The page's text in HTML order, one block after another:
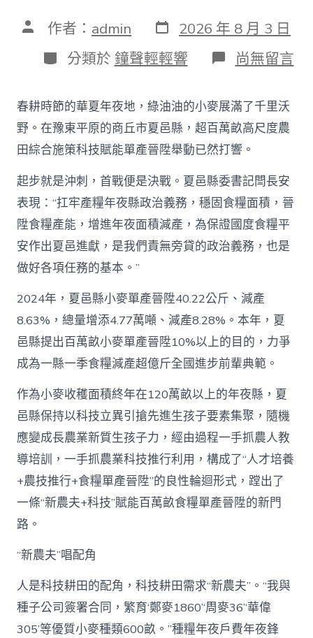
文 作者： admin 發
表
日
期
2026 年 8 月 3 日
分
類
分類於 鐘聲輕輕響 在
〈一
抓
人
才
培
甜
寶
物
查
包
養
網
手
抓
農
技
推
行
中
國
網〉
中
尚無留言
春耕時節的華夏年夜地，綠油油的小麥展滿了千里沃
野。在豫東平原的商丘市夏邑縣，超百萬畝高尺度農
田綜合施策科技賦能單產晉陞舉動已然打響。
起步就是沖刺，首戰便是決戰。夏邑縣委書記閆長安
表現：“扛牢產糧年夜縣政治義務，穩固食糧面積，晉
陞食糧產能，增進年夜面積減產，為保證國度食糧平
安作出夏邑進獻，是我們責無旁貸的政治義務，也是
做好各項任務的基本。”
2024年，夏邑縣小麥單產晉陞40.22公斤、減產
8.63%，總量增添4.77萬噸、減產8.28%。本年，夏
邑縣提出百萬畝小麥單產晉陞10%以上的目的，力爭
成為一縣一季食糧減產超億斤全國進步前輩典範。
作為小麥收穫面積終年在120萬畝以上的年夜縣，夏
邑縣保持以科技立異引搶先進生孩子要素集聚，隨機
應變成長農業新質生孩子力，經由過程一手抓農人教
導培訓，一手抓農業科技推行利用，構成了“人才培養
+農技推行+食糧單產晉陞”的良性輪迴形式，蹚出了
一條“新農夫+科技”賦能百萬畝食糧單產晉陞的新門
路。
“新農夫”唱配角
人是科技耕田的配角，科技耕田需求“新農夫”。“我與
種子公司簽署合同，繁育‘鄭麥1860’‘周麥36’‘華偉
305’等優質小麥種類600畝。”種糧年夜戶費年夜鋒